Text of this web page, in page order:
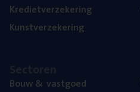
Kre­diet­ver­ze­ke­ring
Kunst­ver­ze­ke­ring
Bouw& vastgoed